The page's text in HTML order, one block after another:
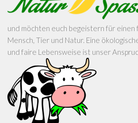
und möchten euch begeistern für einen
Mensch, Tier und Natur. Eine
und faire Lebensweise ist unser